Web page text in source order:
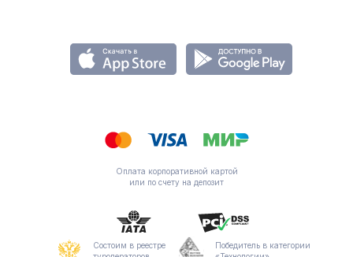
Оплата корпоративной картой
или по счету на депозит
Состоим в реестре
Победитель в категории